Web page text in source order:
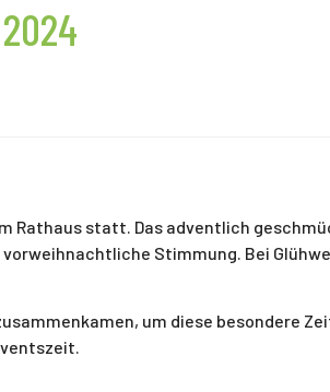
Rathaus statt. Das adventlich
Stimmung. Bei
um diese besondere